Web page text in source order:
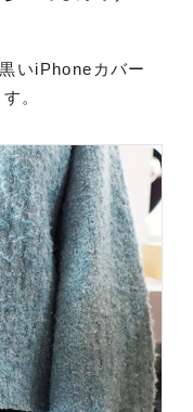
いiPhoneカバー
。